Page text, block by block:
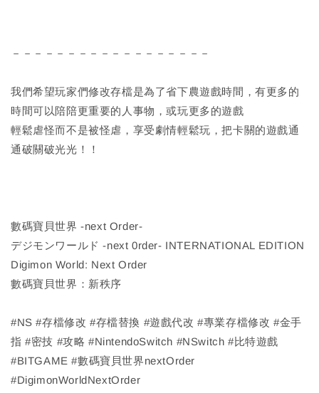
－－－－－－－－－－－－－－－－－－
我們希望玩家們修改存檔是為了省下農遊戲時間，有更多的
時間可以陪陪更重要的人事物，或玩更多的遊戲
輕鬆虐怪而不是被怪虐，享受劇情輕鬆玩，把卡關的遊戲通
通破關破光光！！
數碼寶貝世界 -next Order-
デジモンワールド -next 0rder- INTERNATIONAL EDITION
Digimon World: Next Order
數碼寶貝世界：新秩序
#NS #存檔修改 #存檔替換 #遊戲代改 #專業存檔修改 #金手
指 #密技 #攻略 #NintendoSwitch #NSwitch #比特遊戲
#BITGAME #數碼寶貝世界nextOrder
#DigimonWorldNextOrder